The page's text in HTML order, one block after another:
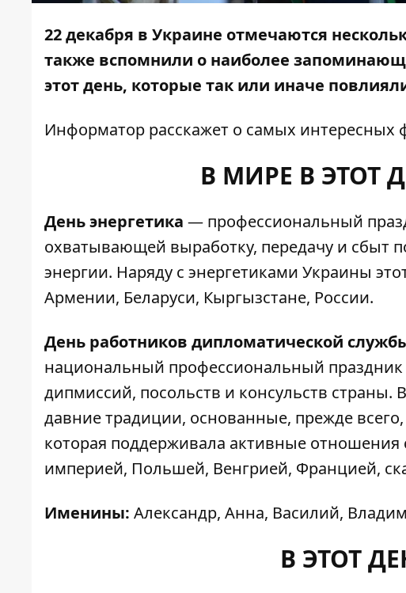
22 декабря в Украине отмечаются
также вспомнили о наиболее
этот день, которые так или иначе
Информатор расскажет о самых интересных
В МИРЕ В ЭТОТ
День энергетика — профессиональный
охватывающей выработку, передачу и сбыт
энергии. Наряду с энергетиками Украины
Армении, Беларуси, Кыргызстане, России.
День работников дипломатической
национальный профессиональный праздник
дипмиссий, посольств и консульств
давние традиции, основанные, прежде
которая поддерживала активные
империей, Польшей, Венгрией, Францией,
Именины: Александр, Анна, Василий,
В ЭТОТ